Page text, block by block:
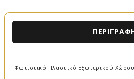
Φωτιστικό Πλαστικό Εξωτερικού